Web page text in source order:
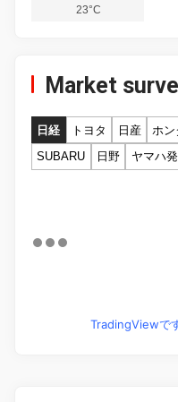
23°C
Market
日経 トヨタ 日産 ホン
SUBARU
日野 ヤマハ
TradingViewで